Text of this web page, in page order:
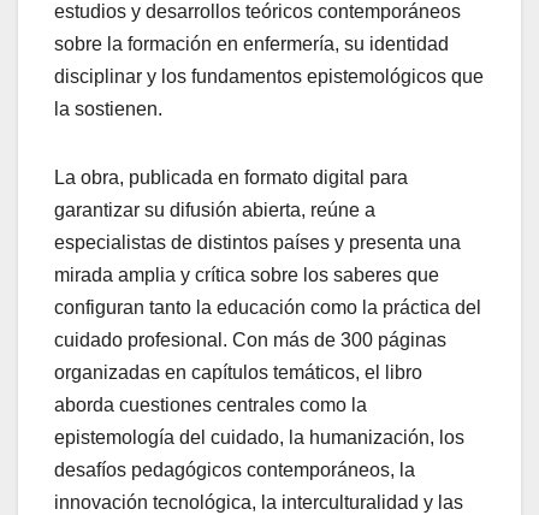
estudios y desarrollos teóricos contemporáneos
sobre la formación en enfermería, su identidad
disciplinar y los fundamentos epistemológicos que
la sostienen.
La obra, publicada en formato digital para
garantizar su difusión abierta, reúne a
especialistas de distintos países y presenta una
mirada amplia y crítica sobre los saberes que
configuran tanto la educación como la práctica del
cuidado profesional. Con más de 300 páginas
organizadas en capítulos temáticos, el libro
aborda cuestiones centrales como la
epistemología del cuidado, la humanización, los
desafíos pedagógicos contemporáneos, la
innovación tecnológica, la interculturalidad y las